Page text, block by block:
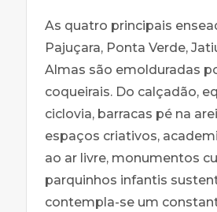
As quatro principais
Pajuçara, Ponta Verde,
Almas são emolduradas
coqueirais. Do calçadão,
ciclovia, barracas pé na
espaços criativos,
ao ar livre, monumentos
parquinhos infantis
contempla-se um